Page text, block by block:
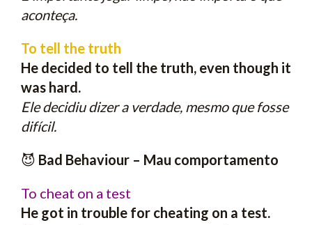
aconteça.
To tell the truth
He decided to tell the truth, even though it
was hard.
Ele decidiu dizer a verdade, mesmo que fosse
difícil.
😈 Bad Behaviour – Mau comportamento
To cheat on a test
He got in trouble for cheating on a test.